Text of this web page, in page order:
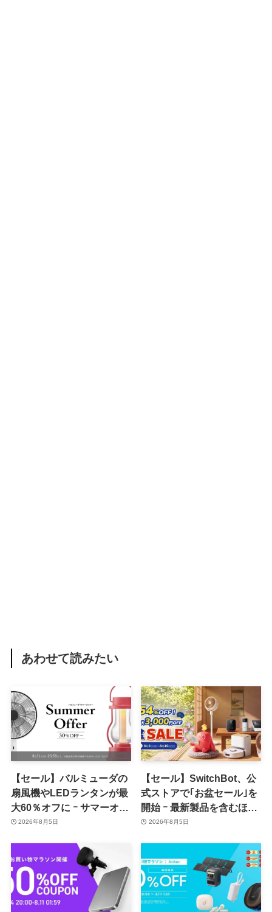
あわせて読みたい
【セール】バルミューダの
扇風機やLEDランタンが最
大60％オフに ｰ サマーオフ
ァーのセール開催中
2026年8月5日
【セール】SwitchBot、公
式ストアで｢お盆セール｣を
開始 ｰ 最新製品を含むほぼ
全品が最大54％オフに
2026年8月5日